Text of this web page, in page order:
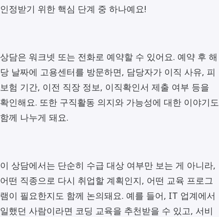
인정받기 위한 핵심 단계 중 하나예요!
상담은 워크넷 또는 전화로 예약할 수 있어요. 예약 후 해
당 날짜에 고용센터를 방문하면, 담당자가 이직 사유, 피
보험 기간, 이전 직장 정보, 이직확인서 제출 여부 등을
확인해요. 또한 구직활동 의지와 가능성에 대한 이야기도
함께 나누게 돼요.
이 상담에서는 단순히 수급 대상 여부만 보는 게 아니라,
어떤 직종으로 다시 취업할 계획인지, 어떤 교육 프로그
램이 필요한지도 함께 논의돼요. 예를 들어, IT 업계에서
일했던 사람이라면 코딩 교육을 추천받을 수 있고, 서비